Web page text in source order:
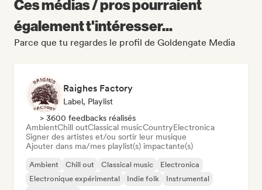
Ces médias / pros pourraient
également t'intéresser...
Parce que tu regardes le profil de Goldengate Media
Raighes Factory
Label, Playlist
> 3600 feedbacks réalisés
AmbientChill outClassical musicCountryElectronica
Signer des artistes et/ou sortir leur musique
Ajouter dans ma/mes playlist(s) impactante(s)
Ambient Chill out Classical music
Electronica
Electronique expérimental
Indie folk
Instrumental